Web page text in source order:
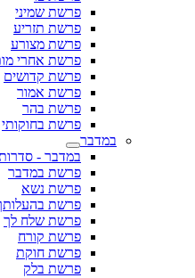
פרשת שמיני
פרשת תזריע
פרשת מצורע
פרשת אחרי
פרשת קדושים
פרשת אמור
פרשת בהר
פרשת בחוקותי
במדבר
במדבר -
פרשת במדבר
פרשת נשא
פרשת
פרשת שלח לך
פרשת קורח
פרשת חוקת
פרשת בלק